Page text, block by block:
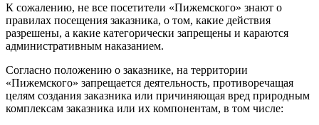
К сожалению, не все посетители «Пижемского» знают о
правилах посещения заказника, о том, какие действия
разрешены, а какие категорически запрещены и караются
административным наказанием.
Согласно положению о заказнике, на территории
«Пижемского» запрещается деятельность, противоречащая
целям создания заказника или причиняющая вред природным
комплексам заказника или их компонентам, в том числе: